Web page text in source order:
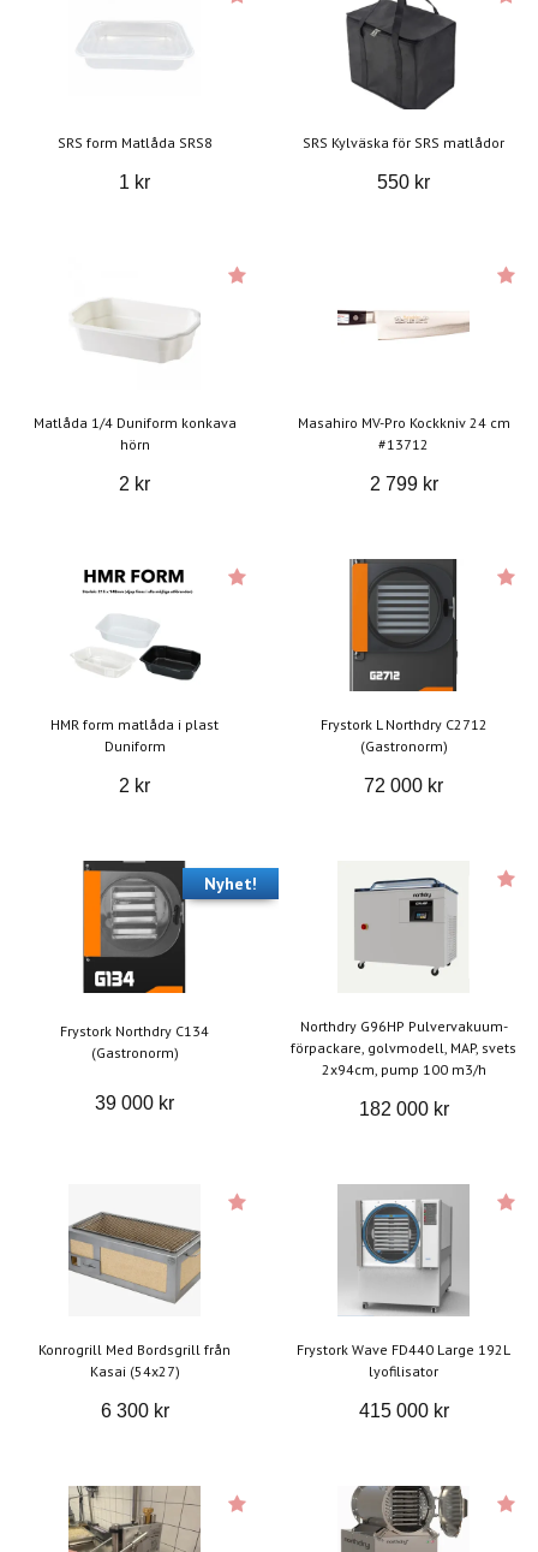
SRS form Matlåda SRS8
1 kr
SRS Kylväska för SRS matlådor
550 kr
Matlåda 1/4 Duniform konkava
hörn
2 kr
Masahiro MV-Pro Kockkniv 24 cm
#13712
2 799 kr
HMR form matlåda i plast
Duniform
2 kr
Frystork L Northdry C2712
(Gastronorm)
72 000 kr
Nyhet!
Frystork Northdry C134
(Gastronorm)
39 000 kr
Northdry G96HP Pulvervakuum-
förpackare, golvmodell, MAP, svets
2x94cm, pump 100 m3/h
182 000 kr
Konrogrill Med Bordsgrill från
Kasai (54x27)
6 300 kr
Frystork Wave FD440 Large 192L
lyofilisator
415 000 kr